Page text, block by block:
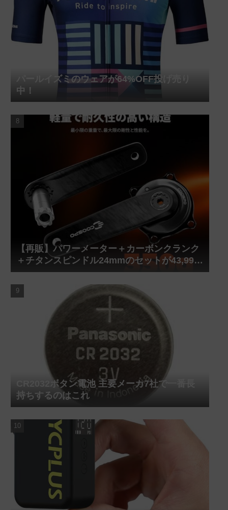
パールイズミのウェアが64%OFF投げ売り
中！
【再販】パワーメーター＋カーボンクランク
＋チタンスピンドル24mmのセットが43,999
円！
CR2032ボタン電池 主要メーカ7社で一番長
持ちするのはこれ